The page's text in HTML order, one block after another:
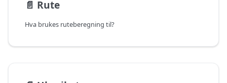
📄️ Rute
Hva brukes ruteberegning til?